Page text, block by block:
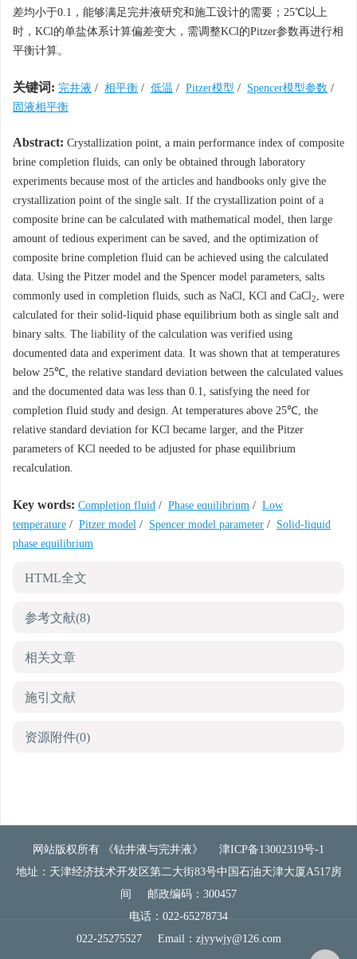
差均小于0.1，能够满足完井液研究和施工设计的需要；25℃以上
时，KCl的单盐体系计算偏差变大，需调整KCl的Pitzer参数再进行相
平衡计算。
关键词: 完井液 / 相平衡 / 低温 / Pitzer模型 / Spencer模型参数 /
固液相平衡
Abstract: Crystallization point, a main performance index of composite
brine completion fluids, can only be obtained through laboratory
experiments because most of the articles and handbooks only give the
crystallization point of the single salt. If the crystallization point of a
composite brine can be calculated with mathematical model, then large
amount of tedious experiment can be saved, and the optimization of
composite brine completion fluid can be achieved using the calculated
data. Using the Pitzer model and the Spencer model parameters, salts
commonly used in completion fluids, such as NaCl, KCl and CaCl2, were
calculated for their solid-liquid phase equilibrium both as single salt and
binary salts. The liability of the calculation was verified using
documented data and experiment data. It was shown that at temperatures
below 25℃, the relative standard deviation between the calculated values
and the documented data was less than 0.1, satisfying the need for
completion fluid study and design. At temperatures above 25℃, the
relative standard deviation for KCl became larger, and the Pitzer
parameters of KCl needed to be adjusted for phase equilibrium
recalculation.
Key words: Completion fluid / Phase equilibrium / Low
temperature / Pitzer model / Spencer model parameter / Solid-liquid
phase equilibrium
HTML全文
参考文献(8)
相关文章
施引文献
资源附件(0)
网站版权所有 《钻井液与完井液》
津ICP备13002319号-1
地址：天津经济技术开发区第二大街83号中国石油天津大厦A517房
间
邮政编码：300457
电话：022-65278734
022-25275527
Email： zjyywjy@126.com